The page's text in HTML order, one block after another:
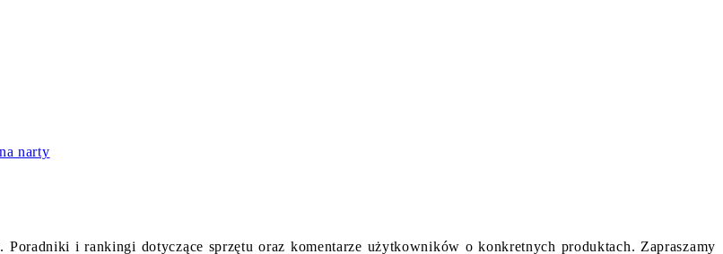
narty
i rankingi dotyczące sprzętu oraz komentarze użytkowników o konkretnych produktach. Zapraszamy